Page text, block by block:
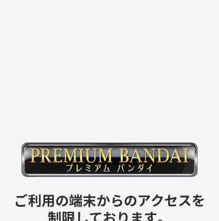
ご利用の端末からのアクセスを
制限しております。